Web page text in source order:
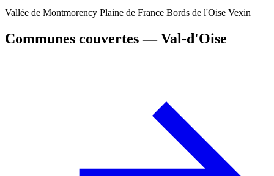
Vallée de Montmorency Plaine de France Bords de l'Oise Vexin
Communes couvertes — Val-d'Oise